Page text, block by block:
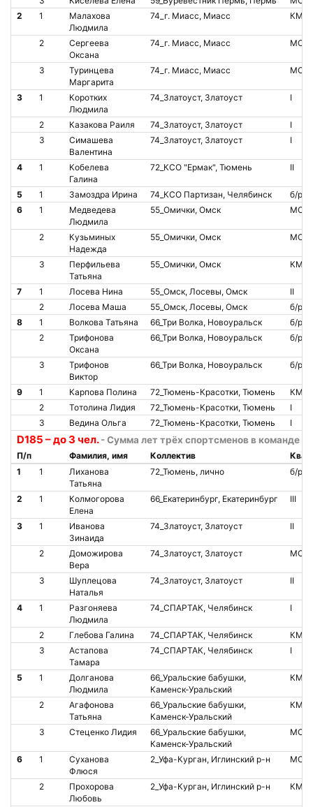
2
1
Малахова
Людмила
74_г. Миасс, Миасс КМС
2
Сергеева
Оксана
74_г. Миасс, Миасс МС
3
Туринцева
Маргарита
74_г. Миасс, Миасс МС
3 1
Коротких
Людмила
74_Златоуст, Златоуст I
2 Казакова Раиля 74_Златоуст, Златоуст
I
3
Симашева
Валентина
74_Златоуст, Златоуст I
4 1
Кобелева
Галина
72_КСО "Ермак", Тюмень II
5 1 Замоздра Ирина 74_КСО Партизан, Челябинск
б/р
6
1
Медведева
Людмила
55_Омички, Омск МС
2
Кузьминых
Надежда
55_Омички, Омск МС
3
Перфильева
Татьяна
55_Омички, Омск КМС
7 1 Лосева Нина 55_Омск, Лосевы, Омск
II
2
Лосева Маша 55_Омск, Лосевы, Омск
б/р
8
1 Волкова Татьяна 66_Три Волка, Новоуральск
б/р
2
Трифонова
Оксана
66_Три Волка, Новоуральск б/р
3
Трифонов
Виктор
66_Три Волка, Новоуральск б/р
9 1 Карпова Полина 72_Тюмень-Красотки, Тюмень
КМС
2
Тотолина Лидия 72_Тюмень-Красотки, Тюмень
I
3
Ведина Ольга 72_Тюмень-Красотки, Тюмень I
D185 – до 3 чел. - Сумма лет трёх спортсменов в команде
П/п Фамилия, имя Коллектив
Квал.
1
1
Лиханова
Татьяна
72_Тюмень, лично б/р
2 1
Колмогорова
Елена
66_Екатеринбург, Екатеринбург III
3 1
Иванова
Зинаида
74_Златоуст, Златоуст II
2
Доможирова
Вера
74_Златоуст, Златоуст МС
3
Шуплецова
Наталья
74_Златоуст, Златоуст II
4 1
Разгоняева
Людмила
74_СПАРТАК, Челябинск I
2 Глебова Галина 74_СПАРТАК, Челябинск
КМС
3
Астапова
Тамара
74_СПАРТАК, Челябинск I
5 1
Долганова
Людмила
66_Уральские бабушки,
Каменск-Уральский
КМС
2
Агафонова
Татьяна
66_Уральские бабушки,
Каменск-Уральский
КМС
3 Стеценко Лидия
66_Уральские бабушки,
Каменск-Уральский
МС
6 1
Суханова
Флюся
2_Уфа-Курган, Иглинский р-н МС
2
Прохорова
Любовь
2_Уфа-Курган, Иглинский р-н КМС